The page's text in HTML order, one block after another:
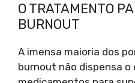
O TRATAMENTO
BURNOUT
A imensa maioria dos
burnout não dispensa o